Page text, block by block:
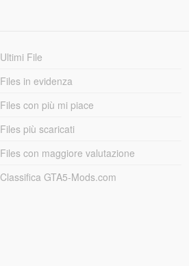
Ultimi File
Files in evidenza
Files con più mi piace
Files più scaricati
Files con maggiore valutazione
Classifica GTA5-Mods.com